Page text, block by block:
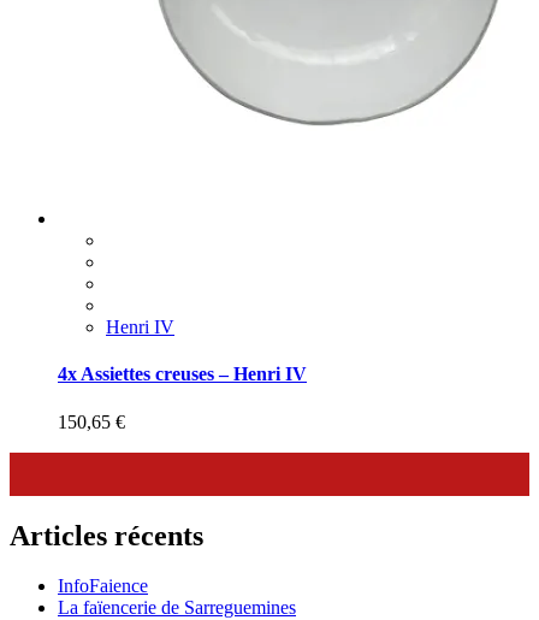
Henri IV
4x Assiettes creuses – Henri IV
150,65 €
Articles récents
InfoFaience
La faïencerie de Sarreguemines